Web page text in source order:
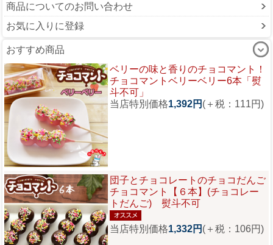
商品についてのお問い合わせ
お気に入りに登録
おすすめ商品
ベリーの味と香りのチョコマント！
チョコマントベリーベリー6本「熨
斗不可」
当店特別価格1,392円 (＋税：111円)
団子とチョコレートのチョコだんご
チョコマント【６本】(チョコレー
トだんご) 熨斗不可
当店特別価格1,332円 (＋税：106円)